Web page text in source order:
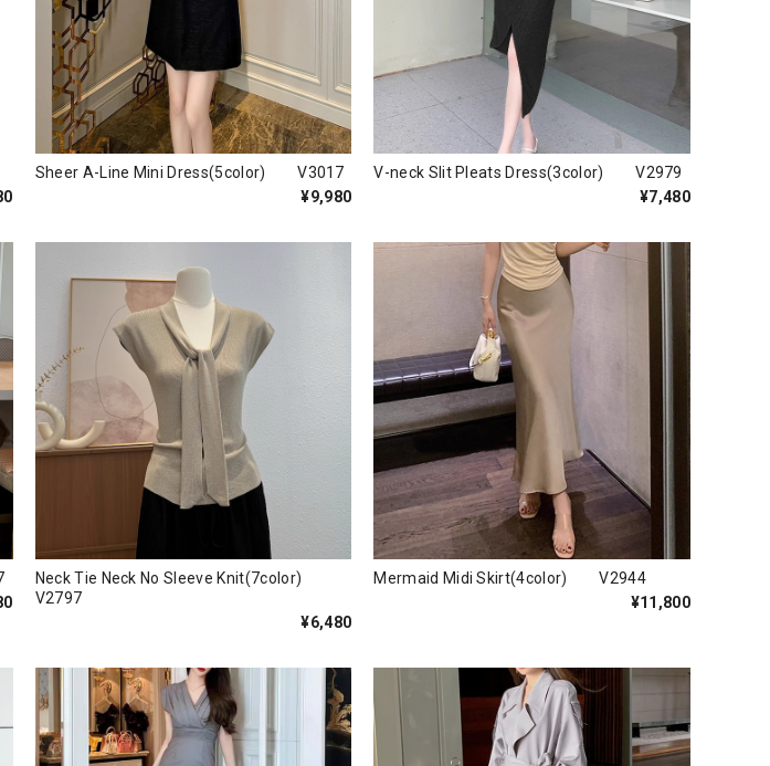
Sheer A-Line Mini Dress(5color) V3017
¥9,980
V-neck Slit Pleats Dress(3color) V2979
¥7,480
Neck Tie Neck No Sleeve Knit(7color)
V2797
¥6,480
Mermaid Midi Skirt(4color) V2944
¥11,800